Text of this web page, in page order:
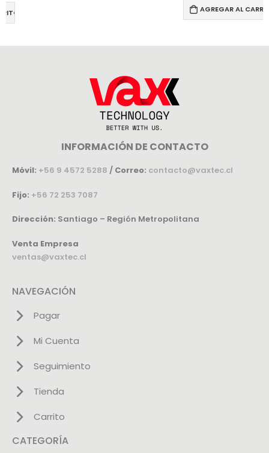
AGREGAR AL
INFORMACIÓN DE CONTACTO
Móvil: +56 9 4572 5288 / Correo: contacto@vaxtec.cl
Fijo: +56 72 253 7087
Dirección: Santiago – Región Metropolitana
Venta Empresa
ventas@vaxtec.cl
NAVEGACIÓN
Pagar
Mi Cuenta
Seguimiento
Tienda
Carrito
CATEGORÍA